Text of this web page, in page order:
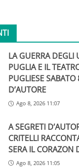
LA GUERRA DEGLI
PUGLIA E IL
PUGLIESE SABATO
D’AUTORE
Ago 8, 2026 11:07
A SEGRETI
CRITELLI
SERA IL CORAZON
Ago 8, 2026 11:05